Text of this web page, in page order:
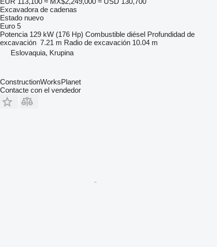
Excavadora de cadenas
Estado nuevo
Euro 5
Potencia 129 kW (176 Hp) Combustible diésel Profundidad de
excavación 7.21 m Radio de excavación 10.04 m
Eslovaquia, Krupina
ConstructionWorksPlanet
Contacte con el vendedor